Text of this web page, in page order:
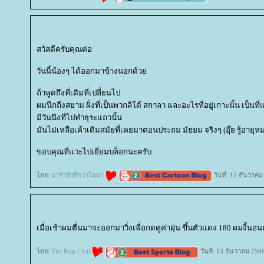
สวัสดีครับคุณต่อ
วันนี้น้องๆ ได้ออกมาข้างนอกด้ว
ถ้าพูดถึงที่เดิมที่เปลี่ยนไป
ผมนึกถึงสยาม ฝั่งที่เป็นพวกลิโด้ สกาลา และอะไรที่อยู่เกาะนั้น เป็นที่
มีวันนึงที่ไปทำธุระแถวนั้น
มันไม่เหลือเค้าเดิมสมัยที่เคยมาตอนประถม มัธยม จริงๆ (อุ๊ย รู้อายุห
ขอบคุณที่แวะไปเยี่ยมบล็อกนะครับ
ดย: มาช้ายังดีกว่าไม่มา วันที่: 12 ธันวาคม
เมื่อเช้าผมตื่นมาจะออกมาวิ่งเพื่อกดดูค่าฝุ่น ขึ้นตัวแดง 180 ผมงี้นอ
ดย: The Kop Civil วันที่: 13 ธันวาคม